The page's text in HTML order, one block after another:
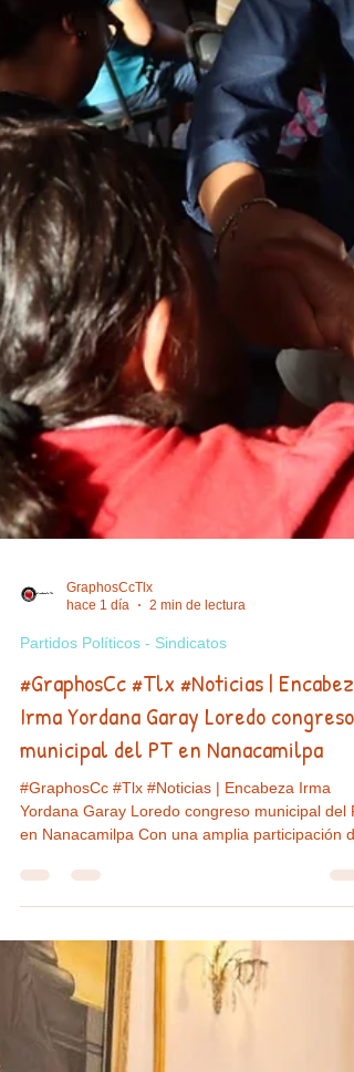
hace 1 día
2 min de lectura
Partidos Políticos - Sindicatos
#GraphosCc #Tlx #Noticias | Encabeza
Irma Yordana Garay Loredo congreso
municipal del PT en Nanacamilpa
#GraphosCc #Tlx #Noticias | Encabeza Irma
en Nanacamilpa Con una amplia participación de
militantes, simpatizantes y liderazgos partidistas,
el Partido del Trabajo (PT) llevó a cabo el
Congreso Municipal Extraordinario en
Nanacamilpa, donde se designó a ciudadanas y
ciudadanos que integrarán el Comité Municipal,